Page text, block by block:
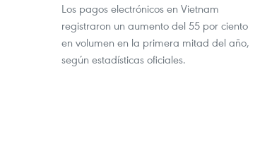
Los pagos electrónicos en Vietnam
registraron un aumento del 55 por ciento
en volumen en la primera mitad del año,
según estadísticas oficiales.